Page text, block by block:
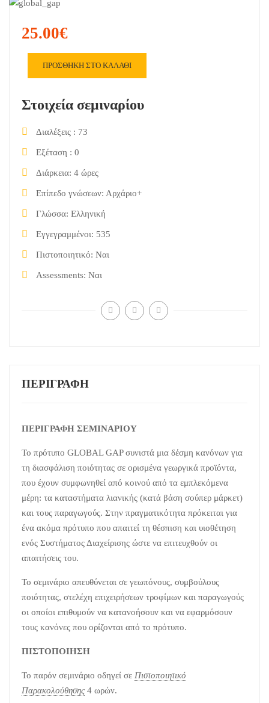
ΠΕΡΙΓΡΑΦΉ
ΠΕΡΙΓΡΑΦΗ ΣΕΜΙΝΑΡΙΟΥ
Το πρότυπο GLOBAL GAP συνιστά μια δέσμη κανόνων για
τη διασφάλιση ποιότητας σε ορισμένα γεωργικά προϊόντα,
που έχουν συμφωνηθεί από κοινού από τα εμπλεκόμενα
μέρη: τα καταστήματα λιανικής (κατά βάση σούπερ μάρκετ)
και τους παραγωγούς. Στην πραγματικότητα πρόκειται για
ένα ακόμα πρότυπο που απαιτεί τη θέσπιση και υιοθέτηση
ενός Συστήματος Διαχείρισης ώστε να επιτευχθούν οι
απαιτήσεις του.
Το σεμινάριο απευθύνεται σε γεωπόνους, συμβούλους
ποιότητας, στελέχη επιχειρήσεων τροφίμων και παραγωγούς
οι οποίοι επιθυμούν να κατανοήσουν και να εφαρμόσουν
τους κανόνες που ορίζονται από το πρότυπο.
ΠΙΣΤΟΠΟΙΗΣΗ
Το παρόν σεμινάριο οδηγεί σε Πιστοποιητικό
Παρακολούθησης 4 ωρών.
25.00€
ΠΡΟΣΘΉΚΗ ΣΤΟ ΚΑΛΆΘΙ
Στοιχεία σεμιναρίου
Διαλέξεις 73
Εξέταση 0
Διάρκεια 4 ώρες
Επίπεδο γνώσεων Αρχάριο+
Γλώσσα Ελληνική
Εγγεγραμμένοι 535
Πιστοποιητικό Ναι
Assessments Ναι